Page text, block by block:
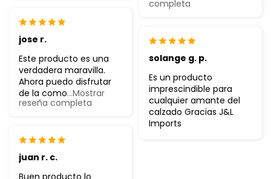
completa
jose r.
Este producto es una
verdadera maravilla.
Ahora puedo disfrutar
de la como...Mostrar
reseña completa
solange g. p.
Es un producto
imprescindible para
cualquier amante del
calzado Gracias J&L
Imports
juan r. c.